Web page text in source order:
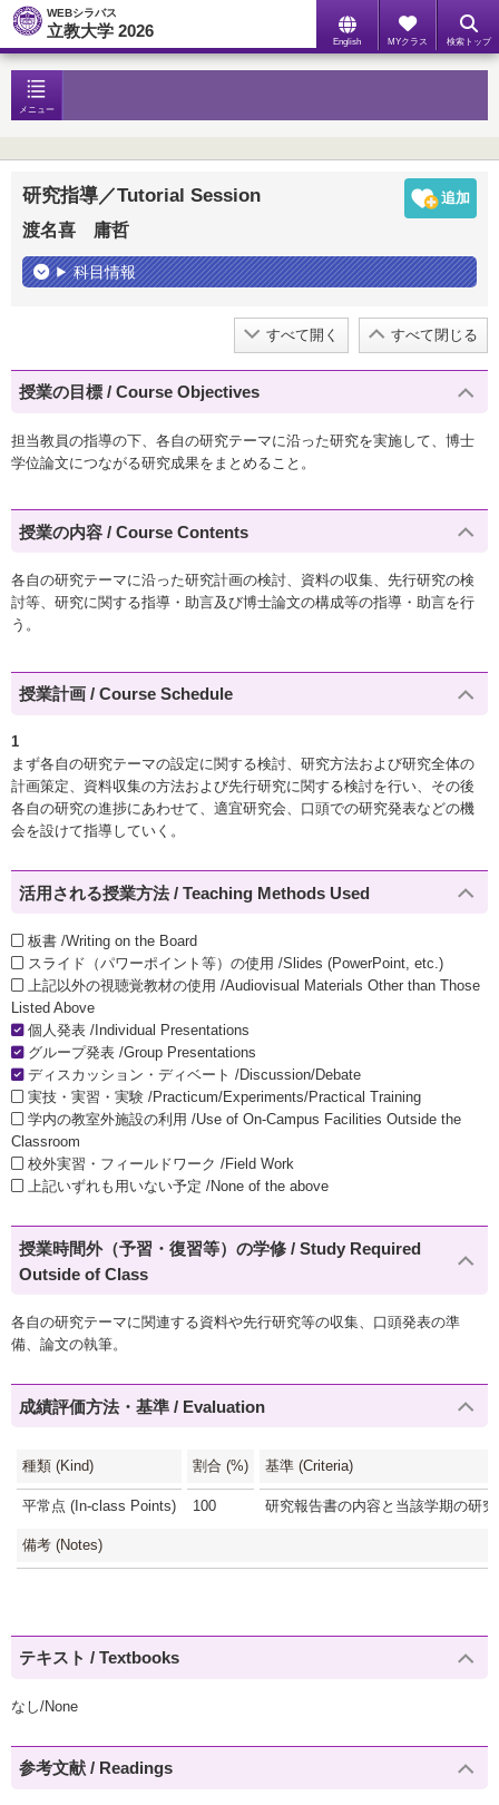
WEBシラバス
立教大学 2026
English MYクラス 検索トップ
メニュー
研究指導／Tutorial Session
渡名喜 庸哲
科目情報
すべて開く すべて閉じる
授業の目標 / Course Objectives
担当教員の指導の下、各自の研究テーマに沿った研究を実施して、博士
学位論文につながる研究成果をまとめること。
授業の内容 / Course Contents
各自の研究テーマに沿った研究計画の検討、資料の収集、先行研究の検
討等、研究に関する指導・助言及び博士論文の構成等の指導・助言を行
う。
授業計画 / Course Schedule
1
まず各自の研究テーマの設定に関する検討、研究方法および研究全体の
計画策定、資料収集の方法および先行研究に関する検討を行い、その後
各自の研究の進捗にあわせて、適宜研究会、口頭での研究発表などの機
会を設けて指導していく。
活用される授業方法 / Teaching Methods Used
板書 /Writing on the Board
スライド（パワーポイント等）の使用 /Slides (PowerPoint, etc.)
上記以外の視聴覚教材の使用 /Audiovisual Materials Other than Those
Listed Above
個人発表 /Individual Presentations
グループ発表 /Group Presentations
ディスカッション・ディベート /Discussion/Debate
実技・実習・実験 /Practicum/Experiments/Practical Training
学内の教室外施設の利用 /Use of On-Campus Facilities Outside the
Classroom
校外実習・フィールドワーク /Field Work
上記いずれも用いない予定 /None of the above
授業時間外（予習・復習等）の学修 / Study Required
Outside of Class
各自の研究テーマに関連する資料や先行研究等の収集、口頭発表の準
備、論文の執筆。
成績評価方法・基準 / Evaluation
種類 (Kind) 割合 (%) 基準 (Criteria)
平常点 (In-class Points) 100 研究報告書の内容と当該学期の研
備考 (Notes)
テキスト / Textbooks
なし/None
参考文献 / Readings